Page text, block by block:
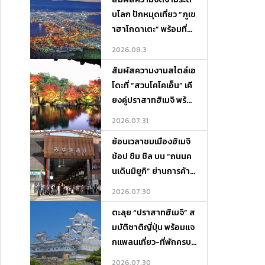
บโลก ปักหมุดเที่ยว “ภูเข
าฮาโกดาเตะ” พร้อมที่พั
ด!
2026.08.3
สัมผัสความงามสไตล์เอ
โดะที่ “สวนโคโคเอ็น” เคี
ยงคู่ปราสาทฮิเมจิ พร้อ
รบจบในที่เดียว
2026.07.31
ย้อนเวลาชมเมืองฮิเมจิ
ช้อป ชิม ชิล บน “ถนนค
นเดินมิยูกิ” ย่านการค้าสุ
2026.07.30
ตะลุย “ปราสาทฮิเมจิ” ส
มบัติชาติญี่ปุ่น พร้อมแจ
กแพลนเที่ยว-ที่พักครบจ
2026.07.30